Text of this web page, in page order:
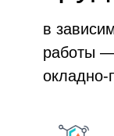
в
работы
окладно-